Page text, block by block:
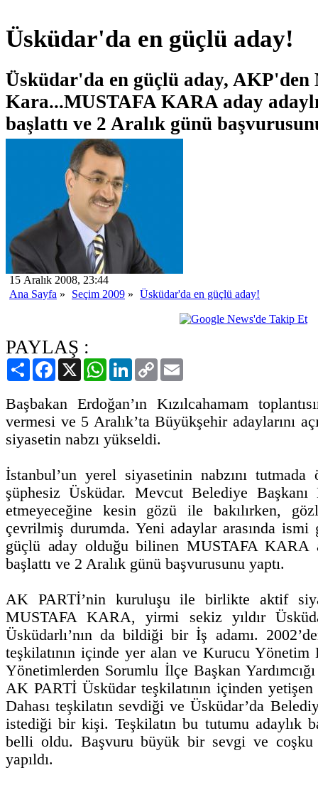
Üsküdar'da en güçlü aday!
Üsküdar'da en güçlü aday, AKP'den
Kara...MUSTAFA KARA aday
başlattı ve 2 Aralık günü
15 Aralık 2008, 23:44
Ana Sayfa » Seçim 2009 » Üsküdar'da en güçlü aday!
PAYLAŞ :
PaylaşFacebook
X WhatsAppLinkedIn
Copy
Link
Başbakan Erdoğan’ın Kızılcahamam
vermesi ve 5 Aralık’ta Büyükşehir adaylarını
siyasetin nabzı yükseldi.
İstanbul’un yerel siyasetinin nabzını
şüphesiz Üsküdar. Mevcut Belediye Başkanı
etmeyeceğine kesin gözü ile bakılırken,
çevrilmiş durumda. Yeni adaylar arasında ismi
güçlü aday olduğu bilinen MUSTAFA KARA
başlattı ve 2 Aralık günü başvurusunu yaptı.
AK PARTİ’nin kuruluşu ile birlikte aktif
MUSTAFA KARA, yirmi sekiz yıldır
Üsküdarlı’nın da bildiği bir İş adamı.
teşkilatının içinde yer alan ve Kurucu
Yönetimlerden Sorumlu İlçe Başkan
AK PARTİ Üsküdar teşkilatının içinden yetişen
Dahası teşkilatın sevdiği ve Üsküdar’da
istediği bir kişi. Teşkilatın bu tutumu adaylık
belli oldu. Başvuru büyük bir sevgi ve
yapıldı.